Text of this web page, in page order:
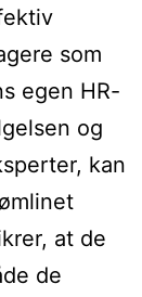
som
egen HR-
og
kan
at de
de